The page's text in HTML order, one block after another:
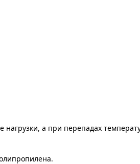
а при перепадах